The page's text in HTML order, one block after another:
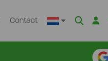
Contact